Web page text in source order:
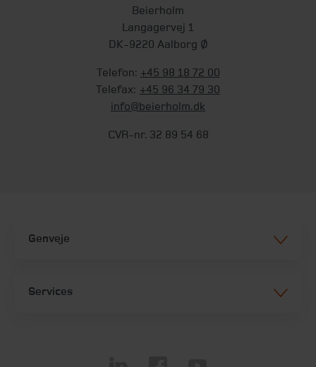
Beierholm
Langagervej 1
DK-9220 Aalborg Ø
Telefon: +45 98 18 72 00
Telefax: +45 96 34 79 30
info@beierholm.dk
CVR-nr. 32 89 54 68
Genveje
Services